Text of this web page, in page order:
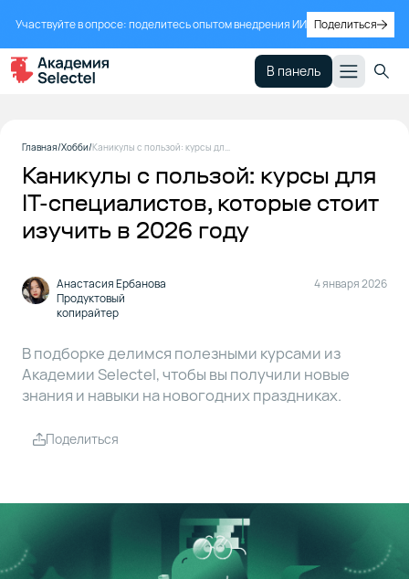
Участвуйте в опросе: поделитесь опытом внедрения ИИ Поделиться
В панель
1
погружения
в профессию
2
Курсы
изучения
и
развития
навыков
Главная Хобби Каникулы с пользой: курсы для IT-специалистов, которые стоит изучить в 2026 году
Каникулы с пользой: курсы для
IT-специалистов, которые стоит
изучить в 2026 году
Анастасия Ербанова
Продуктовый
копирайтер
4 января 2026
Поделиться
В подборке делимся полезными курсами из
Академии Selectel, чтобы вы получили новые
знания и навыки на новогодних праздниках.